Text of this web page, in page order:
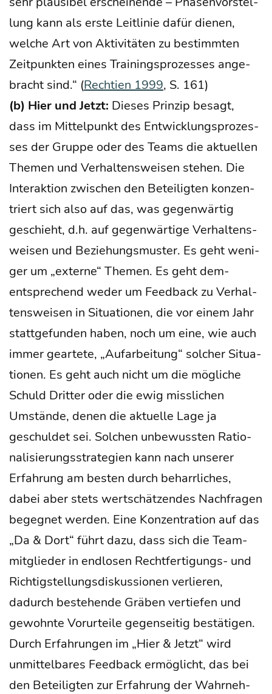
lung kann als ers­te Leit­li­nie dafür die­nen,
wel­che Art von Akti­vi­tä­ten zu bestimm­ten
Zeit­punk­ten eines Trai­nings­pro­zes­ses ange­
bracht sind.“ (Rech­ti­en 1999, S. 161)
(b) Hier und Jetzt: Die­ses Prin­zip besagt,
dass im Mit­tel­punkt des Ent­wick­lungs­pro­zes­
ses der Grup­pe oder des Teams die aktu­el­len
The­men und Ver­hal­tens­wei­sen ste­hen. Die
Inter­ak­ti­on zwi­schen den Betei­lig­ten kon­zen­
triert sich also auf das, was gegen­wär­tig
geschieht, d.h. auf gegen­wär­ti­ge Ver­hal­tens­
wei­sen und Bezie­hungs­mus­ter. Es geht weni­
ger um „exter­ne“ The­men. Es geht dem­
entspre­chend weder um Feed­back zu Ver­hal­
tens­wei­sen in Situa­tio­nen, die vor einem Jahr
statt­ge­fun­den haben, noch um eine, wie auch
immer gear­te­te, „Auf­ar­bei­tung“ sol­cher Situa­
tio­nen. Es geht auch nicht um die mög­li­che
Schuld Drit­ter oder die ewig miss­li­chen
Umstän­de, denen die aktu­el­le Lage ja
geschul­det sei. Sol­chen unbe­wuss­ten Ratio­
na­li­sie­rungs­stra­te­gien kann nach unse­rer
Erfah­rung am bes­ten durch beharr­li­ches,
dabei aber stets wert­schät­zen­des Nach­fra­gen
begeg­net wer­den. Eine Kon­zen­tra­ti­on auf das
„Da & Dort“ führt dazu, dass sich die Team­
mit­glie­der in end­lo­sen Recht­fer­ti­gungs- und
Rich­tig­stel­lungs­dis­kus­sio­nen ver­lie­ren,
dadurch bestehen­de Grä­ben ver­tie­fen und
gewohn­te Vor­ur­tei­le gegen­sei­tig bestä­ti­gen.
Durch Erfah­run­gen im „Hier & Jetzt“ wird
unmit­tel­ba­res Feed­back ermög­licht, das bei
den Betei­lig­ten zur Erfah­rung der Wahr­neh­